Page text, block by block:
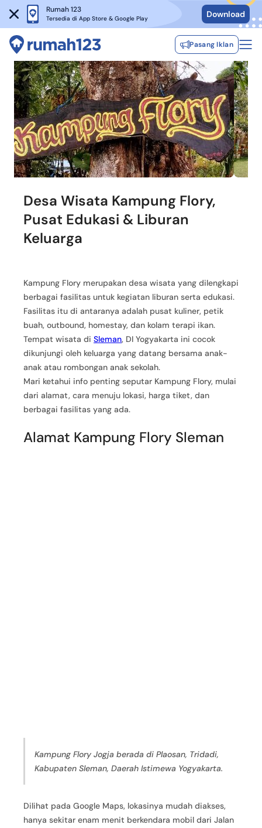
Rumah 123
Tersedia di App Store & Google Play Download
Pasang Iklan
Desa Wisata Kampung Flory,
Pusat Edukasi & Liburan
Keluarga
Kampung Flory merupakan desa wisata yang dilengkapi
berbagai fasilitas untuk kegiatan liburan serta edukasi.
Fasilitas itu di antaranya adalah pusat kuliner, petik
buah, outbound, homestay, dan kolam terapi ikan.
Tempat wisata di Sleman, DI Yogyakarta ini cocok
dikunjungi oleh keluarga yang datang bersama anak-
anak atau rombongan anak sekolah.
Mari ketahui info penting seputar Kampung Flory, mulai
dari alamat, cara menuju lokasi, harga tiket, dan
berbagai fasilitas yang ada.
Alamat Kampung Flory Sleman
Kampung Flory Jogja berada di Plaosan, Tridadi,
Kabupaten Sleman, Daerah Istimewa Yogyakarta.
Dilihat pada Google Maps, lokasinya mudah diakses,
hanya sekitar enam menit berkendara mobil dari Jalan